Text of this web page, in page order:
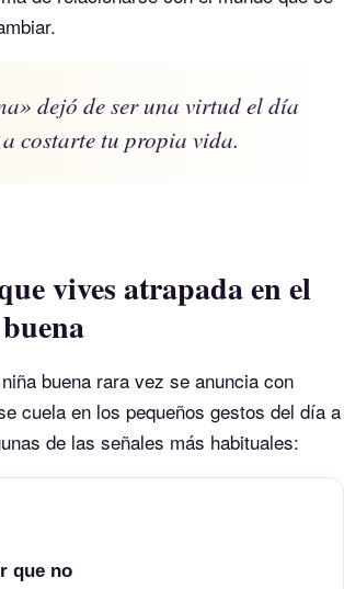
dejó de ser una virtud el día
a costarte tu propia vida.
vives atrapada en el
buena rara vez se anuncia con
cuela en los pequeños gestos del día a
de las señales más habituales:
que no